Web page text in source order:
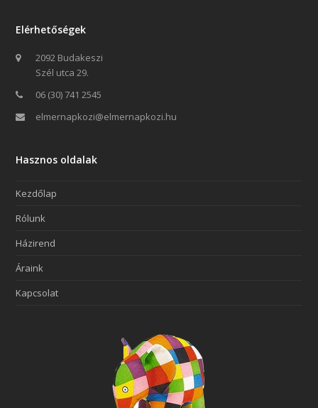
Elérhetőségek
2092 Budakeszi
Szél utca 29.
06 (30) 741 2545
elmernapkozi@elmernapkozi.hu
Hasznos oldalak
Kezdőlap
Rólunk
Házirend
Áraink
Kapcsolat